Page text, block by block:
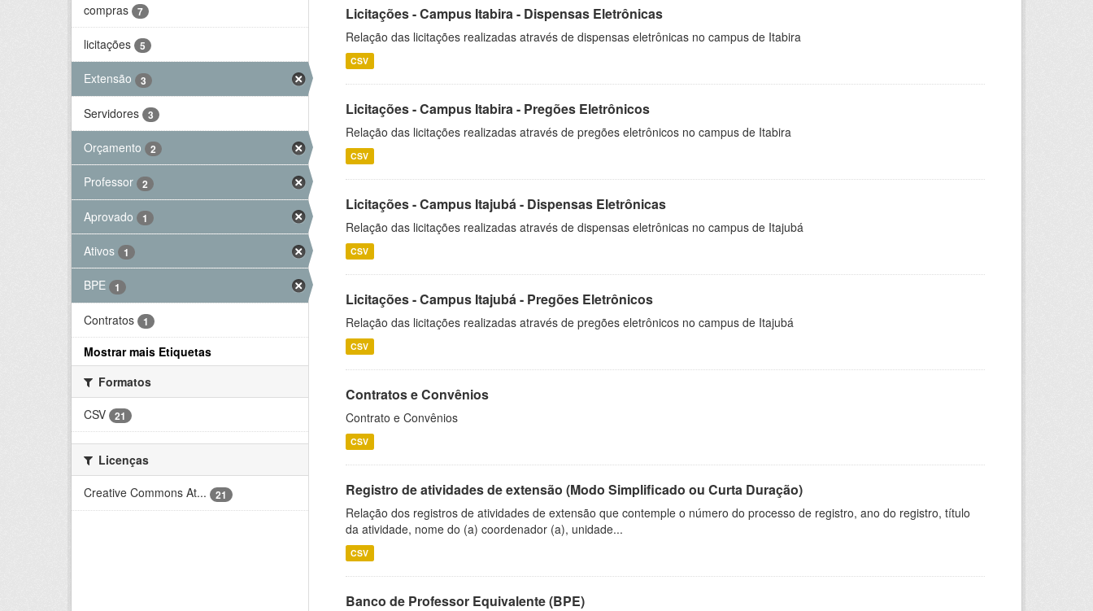
compras
7
licitações 5
Extensão 3
Servidores 3
Orçamento 2
Professor 2
Aprovado 1
Ativos 1
BPE 1
Contratos 1
Mostrar mais Etiquetas
Formatos
CSV
21
Licenças
Creative Commons At...
21
Licitações - Campus Itabira - Dispensas Eletrônicas
Relação das licitações realizadas através de dispensas eletrônicas no campus de Itabira
CSV
Licitações - Campus Itabira - Pregões Eletrônicos
Relação das licitações realizadas através de pregões eletrônicos no campus de Itabira
CSV
Licitações - Campus Itajubá - Dispensas Eletrônicas
Relação das licitações realizadas através de dispensas eletrônicas no campus de Itajubá
CSV
Licitações - Campus Itajubá - Pregões Eletrônicos
Relação das licitações realizadas através de pregões eletrônicos no campus de Itajubá
CSV
Contratos e Convênios
Contrato e Convênios
CSV
Registro de atividades de extensão (Modo Simplificado ou Curta Duração)
Relação dos registros de atividades de extensão que contemple o número do processo de registro, ano do registro, título
da atividade, nome do (a) coordenador (a), unidade...
CSV
Banco de Professor Equivalente (BPE)